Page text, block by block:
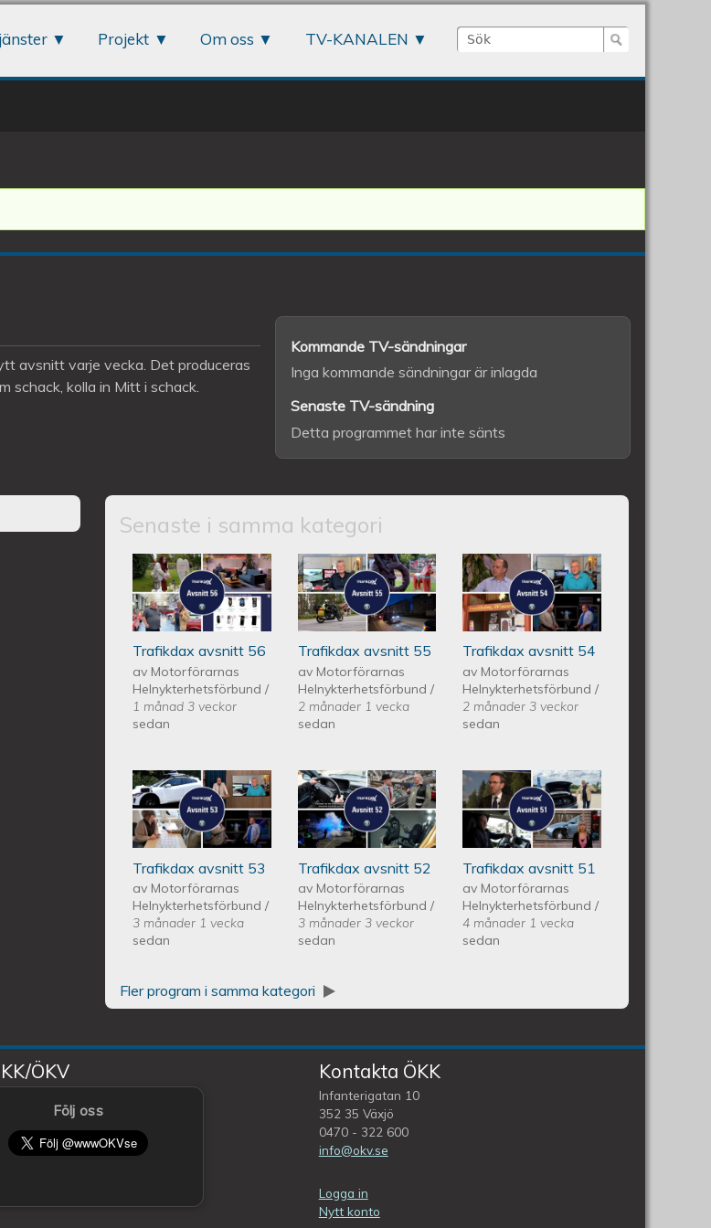
Sökformulär
Sök
Projekt Om oss TV-KANALEN
avsnitt varje vecka. Det produceras
schack, kolla in Mitt i schack.
Kommande TV-sändningar
Inga kommande sändningar är inlagda
Senaste TV-sändning
Detta programmet har inte sänts
Senaste i samma kategori
Trafikdax - Avsnitt 56
Trafikdax avsnitt 56
av Motorförarnas
Helnykterhetsförbund/
1 månad 3 veckor
sedan
Trafikdax - Avsnitt 55
Trafikdax avsnitt 55
av Motorförarnas
Helnykterhetsförbund /
2 månader 1 vecka
sedan
Trafikdax avsnitt
54
Trafikdax avsnitt 54
av Motorförarnas
Helnykterhetsförbund/
2 månader 3 veckor
sedan
Trafikdax - Avsnitt 53
Trafikdax avsnitt 53
av Motorförarnas
Helnykterhetsförbund/
3 månader 1 vecka
sedan
Trafikdax - Avsnitt 52
Trafikdax avsnitt 52
av Motorförarnas
Helnykterhetsförbund /
3 månader 3 veckor
sedan
Trafikdax -
Avsnitt 51
Trafikdax avsnitt 51
av Motorförarnas
Helnykterhetsförbund/
4 månader 1 vecka
sedan
Fler program i samma kategori
ÖKV
Följ oss
Kontakta ÖKK
Infanterigatan 10
352 35 Växjö
0470 - 322 600
info@okv.se
Logga in
Nytt konto